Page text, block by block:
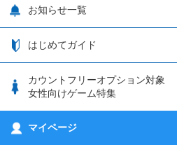
つながる端末保証
フィルタリングアプリ
5G回線オプションについて
プリンセスコネクト！Re:Dive
釣り★スタ
ウマスクについて
日割り計算
iPhone利用について
動作確認済み端末一覧
サポート・ヘルプ
nanoSIM･microSIM･通常SIMの
eSIMの初期設定方法
お知らせ一覧
お知らせ一覧
はじめてガイド
はじめてガイド
SIMサービスについて
カウントフリーオプション対象
女性向けゲーム特集
刀剣乱舞-ONLINE- Pocket
マイページ